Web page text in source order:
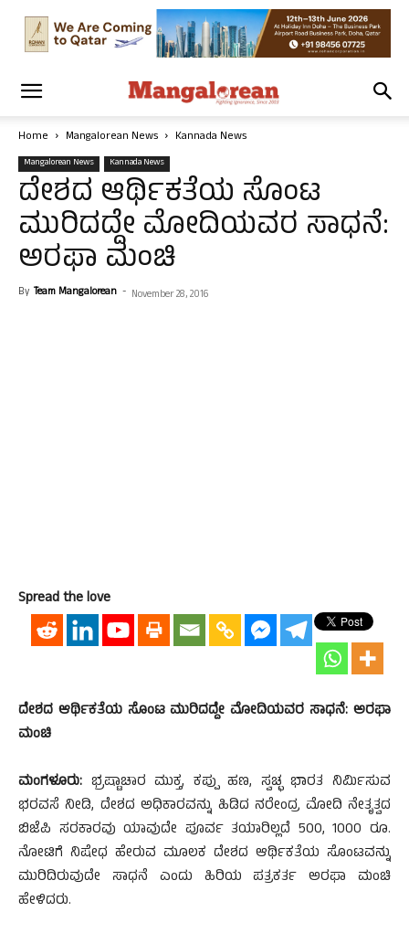
Home Mangalorean News Kannada News
Mangalorean News Kannada News
ದೇಶದ ಆರ್ಥಿಕತೆಯ ಸೊಂಟ
ಮುರಿದದ್ದೇ ಮೋದಿಯವರ ಸಾಧನೆ:
ಅರಫಾ ಮಂಚಿ
By Team Mangalorean - November 28, 2016
Spread the love
ದೇಶದ ಆರ್ಥಿಕತೆಯ ಸೊಂಟ ಮುರಿದದ್ದೇ ಮೋದಿಯವರ ಸಾಧನೆ: ಅರಫಾ
ಮಂಚಿ
ಮಂಗಳೂರು: ಭ್ರಷ್ಟಾಚಾರ ಮುಕ್ತ, ಕಪ್ಪು ಹಣ, ಸ್ವಚ್ಛ ಭಾರತ ನಿರ್ಮಿಸುವ
ಭರವಸೆ ನೀಡಿ, ದೇಶದ ಅಧಿಕಾರವನ್ನು ಹಿಡಿದ ನರೇಂದ್ರ ಮೋದಿ ನೇತೃತ್ವದ
ಬಿಜೆಪಿ ಸರಕಾರವು ಯಾವುದೇ ಪೂರ್ವ ತಯಾರಿಲ್ಲದೆ 500, 1000 ರೂ.
ನೋಟಿಗೆ ನಿಷೇಧ ಹೇರುವ ಮೂಲಕ ದೇಶದ ಆರ್ಥಿಕತೆಯ ಸೊಂಟವನ್ನು
ಮುರಿದಿರುವುದೇ ಸಾಧನೆ ಎಂದು ಹಿರಿಯ ಪತ್ರಕರ್ತ ಅರಫಾ ಮಂಚಿ
ಹೇಳಿದರು.